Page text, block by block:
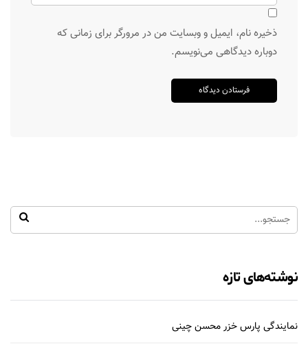
ذخیره نام، ایمیل و وبسایت من در مرورگر برای زمانی که
دوباره دیدگاهی می‌نویسم.
نوشته‌های تازه
نمایندگی پارس خزر محسن چینی